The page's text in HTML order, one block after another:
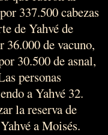
337.500 cabezas
de Yahvé de
36.000 de vacuno,
30.500 de asnal,
personas
a Yahvé 32.
la reserva de
a Moisés.